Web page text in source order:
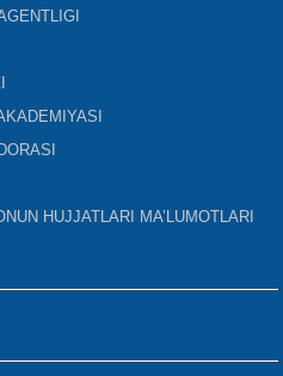
HUJJATLARI MA’LUMOTLARI